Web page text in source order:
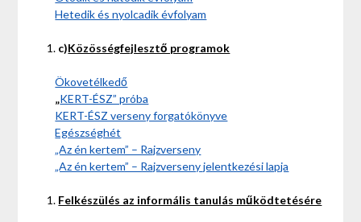
Hetedik és nyolcadik évfolyam
c)Közösségfejlesztő programok
Ökovetélkedő
„KERT-ÉSZ” próba
KERT-ÉSZ verseny forgatókönyve
Egészséghét
„Az én kertem” – Rajzverseny
„Az én kertem” – Rajzverseny jelentkezési lapja
Felkészülés az informális tanulás működtetésére